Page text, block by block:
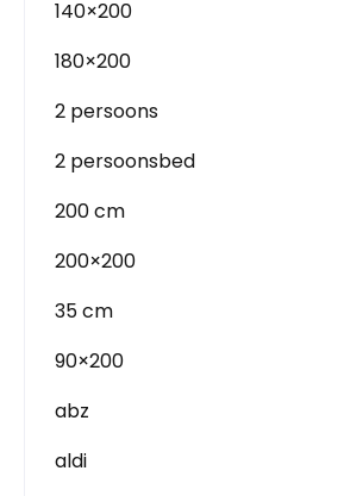
140×200
180×200
2 persoons
2 persoonsbed
200 cm
200×200
35 cm
90×200
abz
aldi